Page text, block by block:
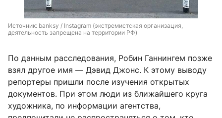
Источник: banksy / Instagram (экстремистская организация,
деятельность запрещена на территории РФ)
По данным расследования, Робин Ганнингем позже
взял другое имя — Дэвид Джонс. К этому выводу
репортеры пришли после изучения открытых
документов. При этом люди из ближайшего круга
художника, по информации агентства,